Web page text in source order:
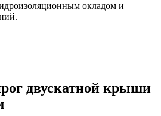
окладом и
двускатной крыши